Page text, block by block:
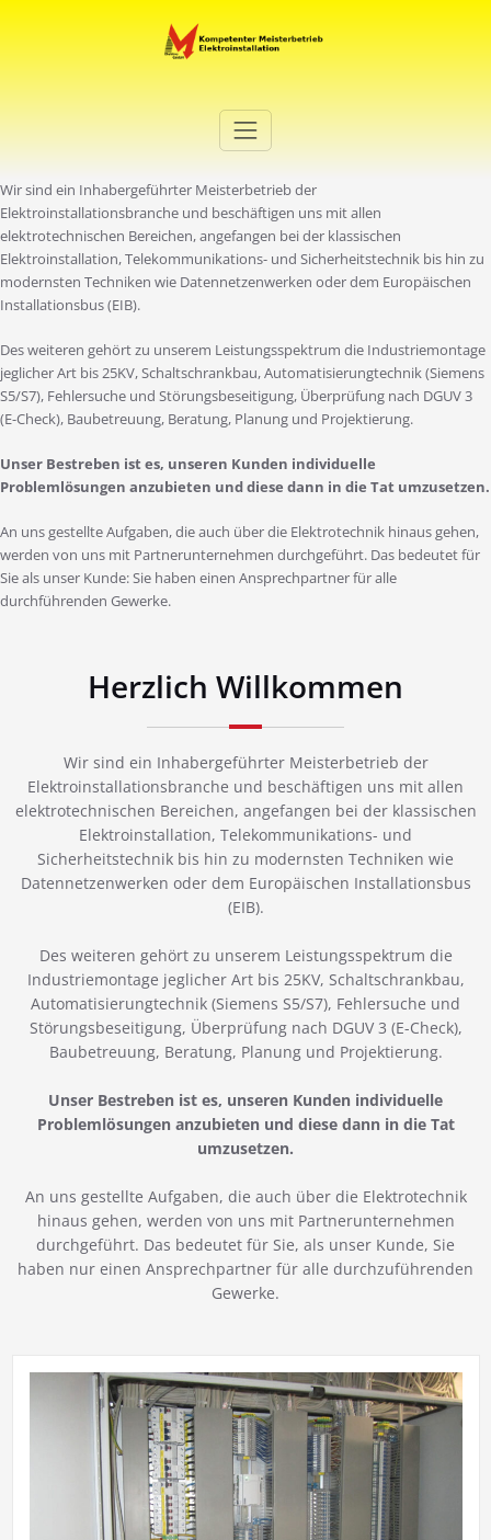
Elektro Martini
Wir sind ein Inhabergeführter Meisterbetrieb der
Elektroinstallationsbranche und beschäftigen uns mit allen
elektrotechnischen Bereichen, angefangen bei der klassischen
Elektroinstallation, Telekommunikations- und Sicherheitstechnik bis hin zu
modernsten Techniken wie Datennetzenwerken oder dem Europäischen
Installationsbus (EIB).
Des weiteren gehört zu unserem Leistungsspektrum die Industriemontage
jeglicher Art bis 25KV, Schaltschrankbau, Automatisierungtechnik (Siemens
S5/S7), Fehlersuche und Störungsbeseitigung, Überprüfung nach DGUV 3
(E-Check), Baubetreuung, Beratung, Planung und Projektierung.
Unser Bestreben ist es, unseren Kunden individuelle
Problemlösungen anzubieten und diese dann in die Tat umzusetzen.
An uns gestellte Aufgaben, die auch über die Elektrotechnik hinaus gehen,
werden von uns mit Partnerunternehmen durchgeführt. Das bedeutet für
Sie als unser Kunde: Sie haben einen Ansprechpartner für alle
durchführenden Gewerke.
Herzlich Willkommen
Wir sind ein Inhabergeführter Meisterbetrieb der
Elektroinstallationsbranche und beschäftigen uns mit allen
elektrotechnischen Bereichen, angefangen bei der klassischen
Elektroinstallation, Telekommunikations- und
Sicherheitstechnik bis hin zu modernsten Techniken wie
Datennetzenwerken oder dem Europäischen Installationsbus
(EIB).
Des weiteren gehört zu unserem Leistungsspektrum die
Industriemontage jeglicher Art bis 25KV, Schaltschrankbau,
Automatisierungtechnik (Siemens S5/S7), Fehlersuche und
Störungsbeseitigung, Überprüfung nach DGUV 3 (E-Check),
Baubetreuung, Beratung, Planung und Projektierung.
Unser Bestreben ist es, unseren Kunden individuelle
Problemlösungen anzubieten und diese dann in die Tat
umzusetzen.
An uns gestellte Aufgaben, die auch über die Elektrotechnik
hinaus gehen, werden von uns mit Partnerunternehmen
durchgeführt. Das bedeutet für Sie, als unser Kunde, Sie
haben nur einen Ansprechpartner für alle durchzuführenden
Gewerke.